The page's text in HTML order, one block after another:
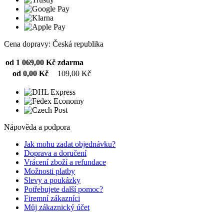
Cena dopravy: Česká republika
od 1 069,00 Kč zdarma
od 0,00 Kč
109,00 Kč
Nápověda a podpora
Jak mohu zadat objednávku?
Doprava a doručení
Vrácení zboží a refundace
Možnosti platby
Slevy a poukázky
Potřebujete další pomoc?
Firemní zákazníci
Můj zákaznický účet